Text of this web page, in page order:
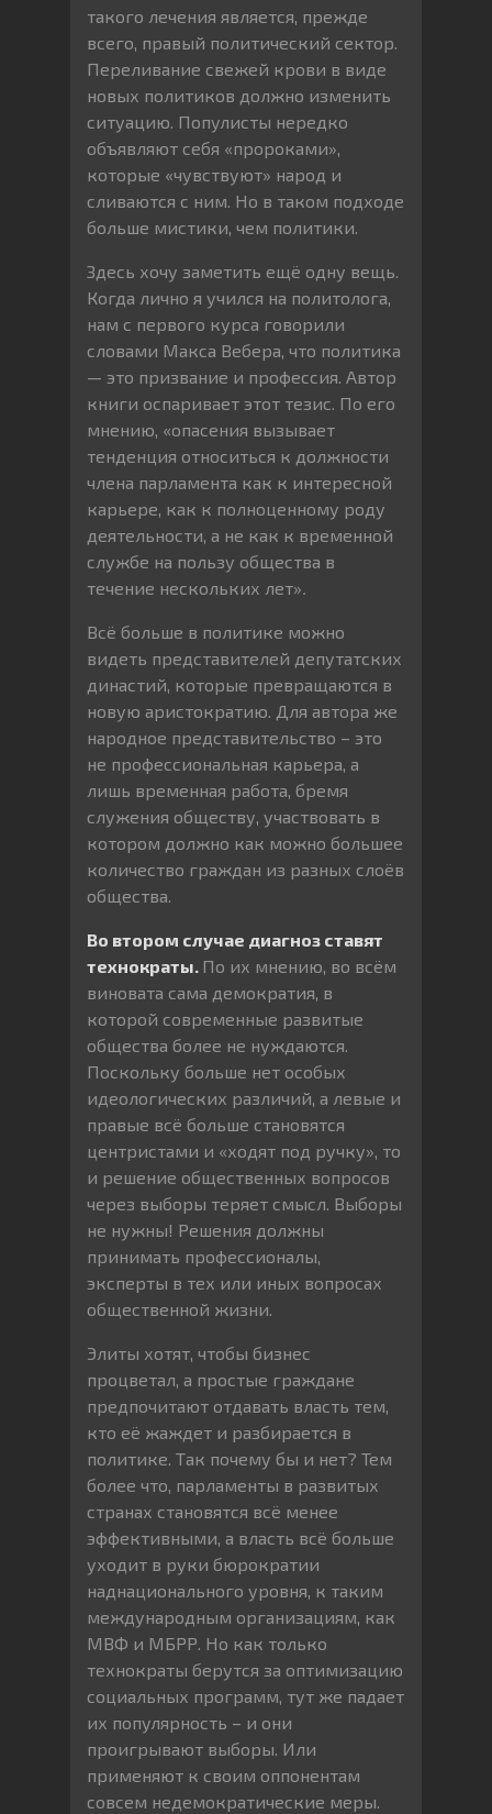
такого лечения является, прежде
всего, правый политический сектор.
Переливание свежей крови в виде
новых политиков должно изменить
ситуацию. Популисты нередко
объявляют себя «пророками»,
которые «чувствуют» народ и
сливаются с ним. Но в таком подходе
больше мистики, чем политики.
Здесь хочу заметить ещё одну вещь.
Когда лично я учился на политолога,
нам с первого курса говорили
словами Макса Вебера, что политика
— это призвание и профессия. Автор
книги оспаривает этот тезис. По его
мнению, «опасения вызывает
тенденция относиться к должности
члена парламента как к интересной
карьере, как к полноценному роду
деятельности, а не как к временной
службе на пользу общества в
течение нескольких лет».
Всё больше в политике можно
видеть представителей депутатских
династий, которые превращаются в
новую аристократию. Для автора же
народное представительство – это
не профессиональная карьера, а
лишь временная работа, бремя
служения обществу, участвовать в
котором должно как можно большее
количество граждан из разных слоёв
общества.
Во втором случае диагноз ставят
технократы. По их мнению, во всём
виновата сама демократия, в
которой современные развитые
общества более не нуждаются.
Поскольку больше нет особых
идеологических различий, а левые и
правые всё больше становятся
центристами и «ходят под ручку», то
и решение общественных вопросов
через выборы теряет смысл. Выборы
не нужны! Решения должны
принимать профессионалы,
эксперты в тех или иных вопросах
общественной жизни.
Элиты хотят, чтобы бизнес
процветал, а простые граждане
предпочитают отдавать власть тем,
кто её жаждет и разбирается в
политике. Так почему бы и нет? Тем
более что, парламенты в развитых
странах становятся всё менее
эффективными, а власть всё больше
уходит в руки бюрократии
наднационального уровня, к таким
международным организациям, как
МВФ и МБРР. Но как только
технократы берутся за оптимизацию
социальных программ, тут же падает
их популярность – и они
проигрывают выборы. Или
применяют к своим оппонентам
совсем недемократические меры.